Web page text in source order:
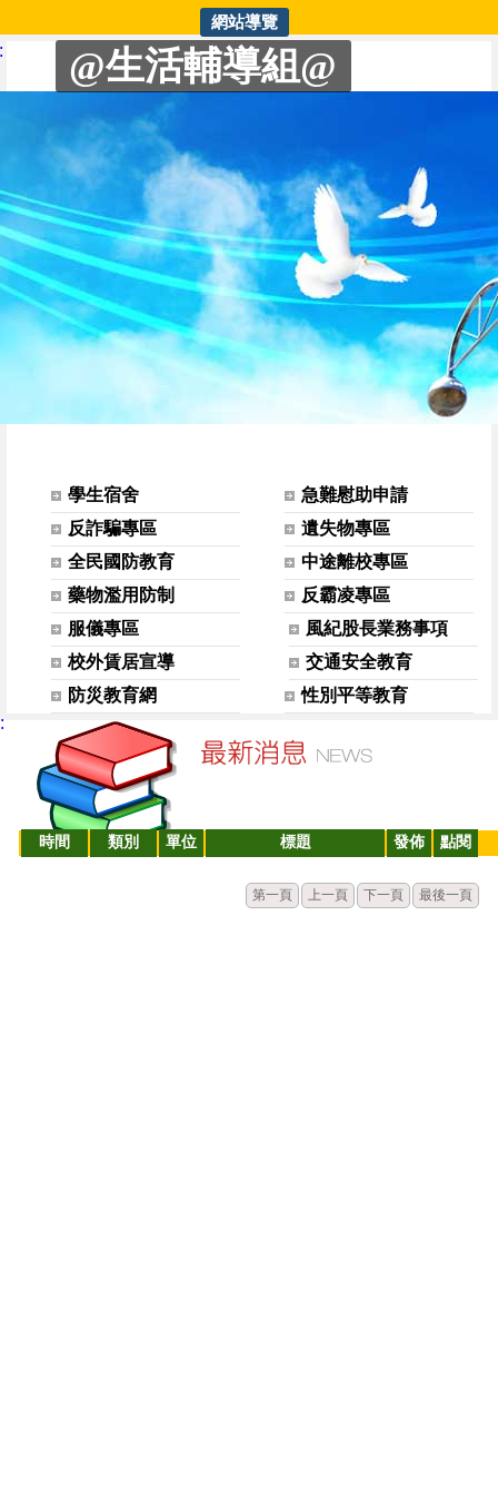
生輔組 | 性別平等教育相關網站
網站導覽
@生活輔導組@
網站選單學生宿舍
急難慰助申請
反詐騙專區
遺失物專區
全民國防教育
中途離校專區
藥物濫用防制
反霸凌專區
服儀專區
風紀股長業務事項
校外賃居宣導
交通安全教育
防災教育網
性別平等教育
時間 類別 單位 標題 發佈 點閱
第一頁 上一頁 下一頁 最後一頁